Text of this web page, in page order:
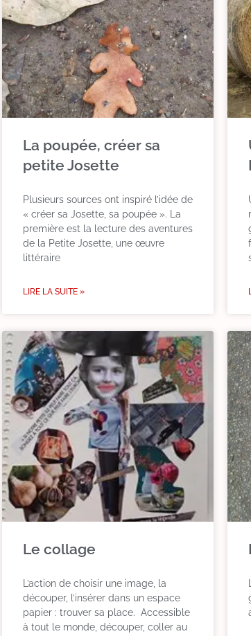
La poupée, créer sa
petite Josette
Plusieurs sources ont inspiré l’idée de
« créer sa Josette, sa poupée ». La
première est la lecture des aventures
de la Petite Josette, une œuvre
littéraire
LIRE LA SUITE »
Le collage
L’action de choisir une image, la
découper, l’insérer dans un espace
papier : trouver sa place. Accessible
à tout le monde, découper, coller au